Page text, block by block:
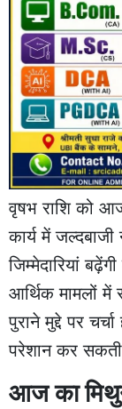
वृषभ राशि को
कार्य में
जिम्मेदारियां
आर्थिक मामलों में
पुराने मुद्दे पर
परेशान कर
आज का